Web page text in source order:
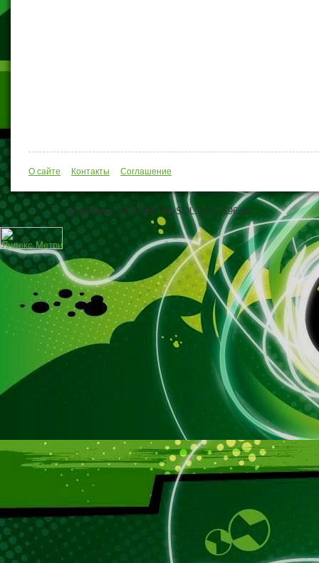
О сайте Контакты Соглашение
WordPress: 23.47MB | MySQL:18 | 0,196sec